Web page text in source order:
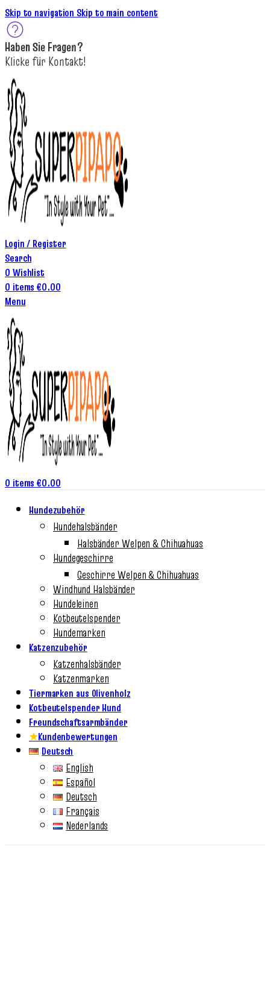
Skip to navigation Skip to main content
Haben SieFragen?
Klicke für Kontakt!
Login / Register
Search
0 Wishlist
0 items €0.00
Menu
0 items €0.00
Hundezubehör
Hundehalsbänder
Halsbänder Welpen & Chihuahuas
Hundegeschirre
Geschirre Welpen & Chihuahuas
Windhund Halsbänder
Hundeleinen
Kotbeutelspender
Hundemarken
Katzenzubehör
Katzenhalsbänder
Katzenmarken
Tiermarken aus Olivenholz
Kotbeutelspender Hund
Freundschaftsarmbänder
★Kundenbewertungen
Deutsch
English
Español
Deutsch
Français
Nederlands